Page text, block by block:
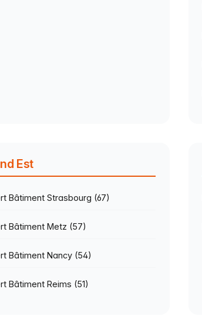
Est
Bâtiment Strasbourg (67)
Bâtiment Metz (57)
Bâtiment Nancy (54)
Bâtiment Reims (51)